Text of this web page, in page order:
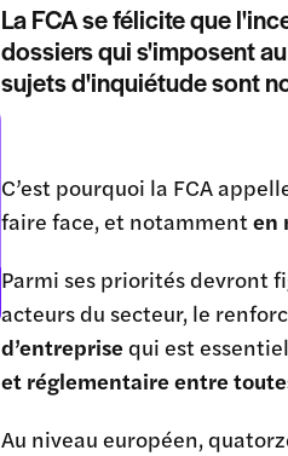
La FCA se félicite que
dossiers qui s'imposent
sujets d'inquiétude sont
C’est pourquoi la FCA
faire face, et notammenten
Parmi ses priorités devront
acteurs du secteur, le
d’entreprisequi est
et réglementaire entre
Au niveau européen,